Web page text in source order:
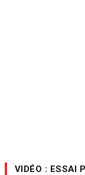
VIDÉO : ESSAI